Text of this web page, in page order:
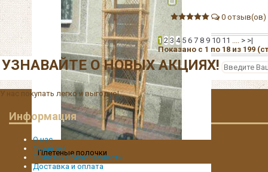
Плетеные полочки
0 отзыв(ов)
1 2 3 4 5 6 7 8 9 10 11 .... > >|
Показано с 1 по 18 из 199
УЗНАВАЙТЕ О НОВЫХ АКЦИЯХ!
У нас покупать легко и выгодно!
Информация
О нас
Гарантия
Политика Безопасности
Доставка и оплата